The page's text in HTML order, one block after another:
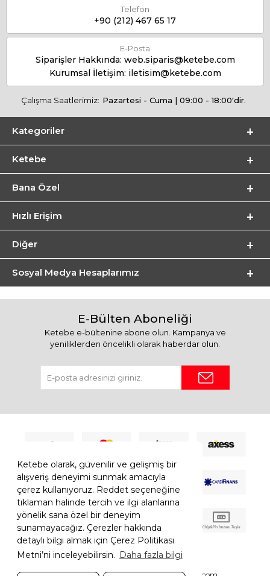
Ketebe olarak, güvenilir ve gelişmiş bir
alışveriş deneyimi sunmak amacıyla
çerez kullanıyoruz. Reddet seçeneğine
tıklaman halinde tercih ve ilgi alanlarına
yönelik sana özel bir deneyim
sunamayacağız. Çerezler hakkında
detaylı bilgi almak için Çerez Politikası
Metni’ni inceleyebilirsin. Daha fazla bilgi
Telefon
+90 (212) 467 65 17
E-Posta
Siparişler Hakkında: web.siparis@ketebe.com
Kurumsal İletişim: iletisim@ketebe.com
Çalışma Saatlerimiz: Pazartesi - Cuma | 09:00 - 18:00'dir.
Kategoriler
Ketebe
Bana Özel
Hızlı Erişim
Diğer
Sosyal Medya Hesaplarımız
E-Bülten Aboneliği
Ketebe e-bültenine abone olun. Kampanya ve
yeniliklerden öncelikli olarak haberdar olun.